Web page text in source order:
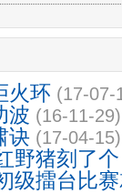
火环 (17-07-
波 (16-11-29)
诀 (17-04-15)
野猪刻了个
级擂台比